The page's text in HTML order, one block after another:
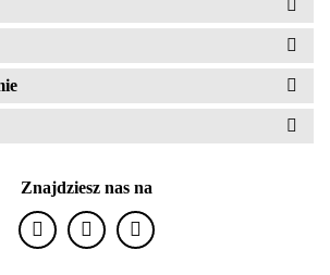
Znajdziesz nas na